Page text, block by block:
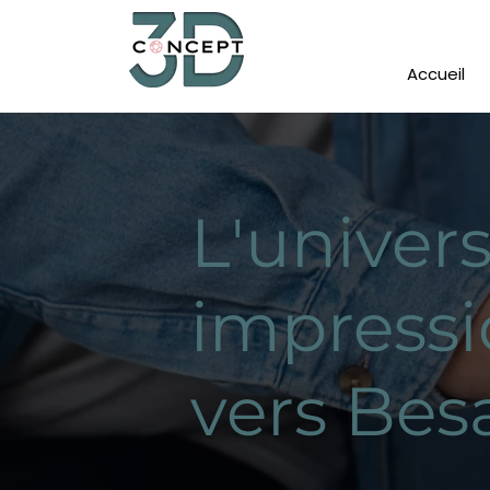
Accueil
vers